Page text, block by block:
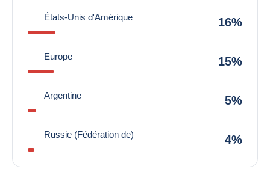
États-Unis d'Amérique 16%
Europe 15%
Argentine 5%
Russie (Fédération de) 4%